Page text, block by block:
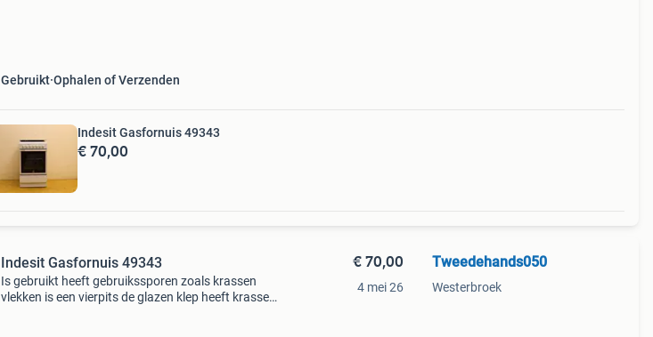
Gebruikt Ophalen of Verzenden
Indesit Gasfornuis 49343
€ 70,00
Indesit Gasfornuis 49343
Is gebruikt heeft gebruikssporen zoals krassen
vlekken is een vierpits de glazen klep heeft krassen
€ 70,00
4 mei 26
Tweedehands050
Westerbroek